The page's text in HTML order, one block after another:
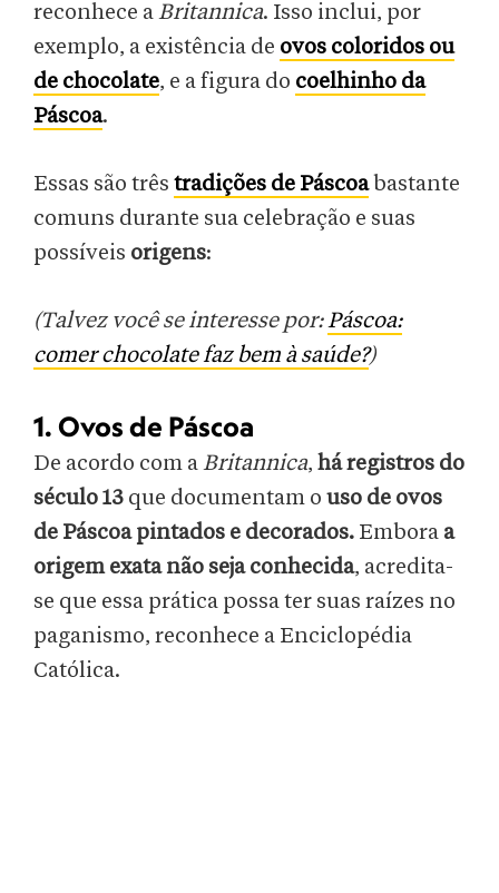
reconhece aBritannica. Isso inclui, por
exemplo, a existência de ovos coloridos ou
de chocolate, e a figura do coelhinho da
Páscoa.
Essas são três tradições de Páscoabastante
comuns durante sua celebração e suas
possíveis origens:
(Talvez você se interesse por:Páscoa:
comer chocolate faz bem à saúde?)
1. Ovos de Páscoa
De acordo com aBritannica, há registros do
século 13 que documentam o uso de ovos
de Páscoa pintados e decorados. Embora a
origem exata não seja conhecida, acredita-
se que essa prática possa ter suas raízes no
paganismo, reconhece a Enciclopédia
Católica.